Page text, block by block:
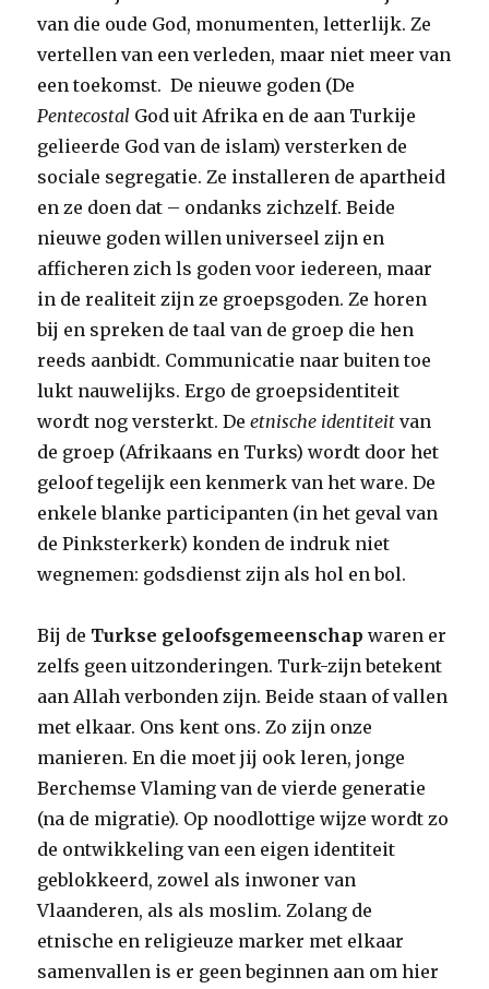
van die oude God, monumenten, letterlijk. Ze
vertellen van een verleden, maar niet meer van
een toekomst. De nieuwe goden (De
Pentecostal God uit Afrika en de aan Turkije
gelieerde God van de islam) versterken de
sociale segregatie. Ze installeren de apartheid
en ze doen dat – ondanks zichzelf. Beide
nieuwe goden willen universeel zijn en
afficheren zich ls goden voor iedereen, maar
in de realiteit zijn ze groepsgoden. Ze horen
bij en spreken de taal van de groep die hen
reeds aanbidt. Communicatie naar buiten toe
lukt nauwelijks. Ergo de groepsidentiteit
wordt nog versterkt. Deetnische identiteit van
de groep (Afrikaans en Turks) wordt door het
geloof tegelijk een kenmerk van het ware. De
enkele blanke participanten (in het geval van
de Pinksterkerk) konden de indruk niet
wegnemen: godsdienst zijn als hol en bol.
Bij de Turkse geloofsgemeenschap waren er
zelfs geen uitzonderingen. Turk-zijn betekent
aan Allah verbonden zijn. Beide staan of vallen
met elkaar. Ons kent ons. Zo zijn onze
manieren. En die moet jij ook leren, jonge
Berchemse Vlaming van de vierde generatie
(na de migratie). Op noodlottige wijze wordt zo
de ontwikkeling van een eigen identiteit
geblokkeerd, zowel als inwoner van
Vlaanderen, als als moslim. Zolang de
etnische en religieuze marker met elkaar
samenvallen is er geen beginnen aan om hier